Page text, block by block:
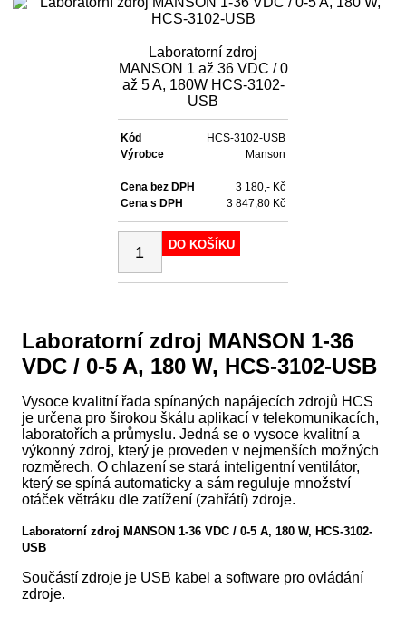
Laboratorní zdroj
MANSON 1 až 36 VDC / 0
až 5 A, 180W HCS-3102-
USB
Kód
HCS-3102-USB
Výrobce
Manson
Cena bez DPH
3 180,- Kč
Cena s DPH
3 847,80 Kč
DO KOŠÍKU
Laboratorní zdroj MANSON 1-36
VDC / 0-5 A, 180 W, HCS-3102-USB
Vysoce kvalitní řada spínaných napájecích zdrojů HCS
je určena pro širokou škálu aplikací v telekomunikacích,
laboratořích a průmyslu. Jedná se o vysoce kvalitní a
výkonný zdroj, který je proveden v nejmenších možných
rozměrech. O chlazení se stará inteligentní ventilátor,
který se spíná automaticky a sám reguluje množství
otáček větráku dle zatížení (zahřátí) zdroje.
Laboratorní zdroj MANSON 1-36 VDC / 0-5 A, 180 W, HCS-3102-
USB
Součástí zdroje je USB kabel a software pro ovládání
zdroje.